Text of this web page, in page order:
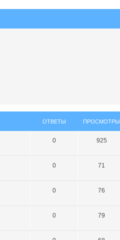
ОТВЕТЫ ПРОСМОТРЫ
0 925
0 71
0 76
0 79